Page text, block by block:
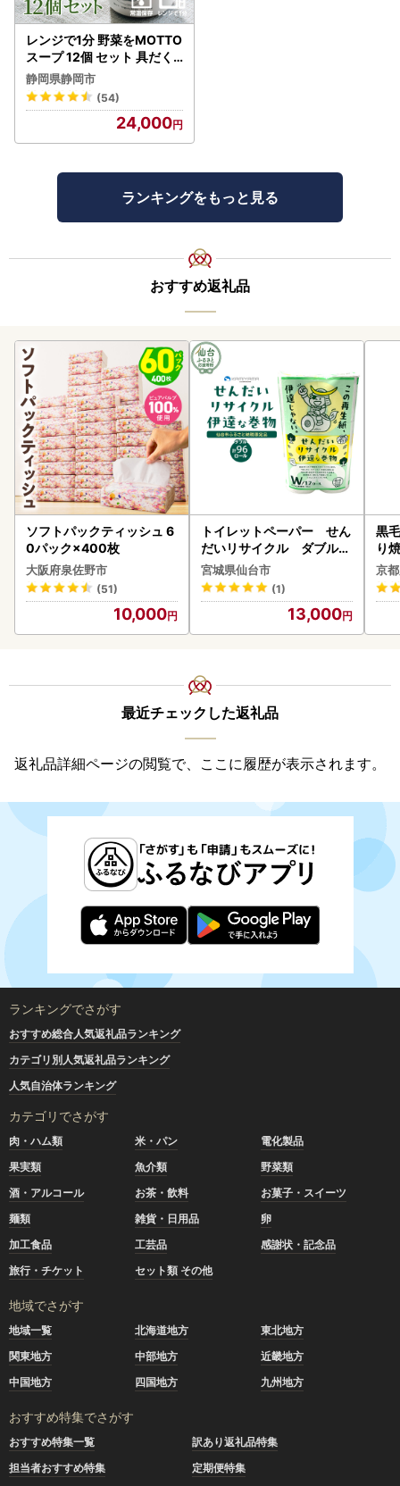
レンジで1分 野菜をMOTTO
スープ 12個 セット 具だく
さんスープ 朝食 惣菜 国産
野菜 常温保存
静岡県静岡市
(54)
24,000
ランキングをもっと見る
おすすめ返礼品
ソフトパックティッシュ 6
0パック×400枚
大阪府泉佐野市
(51)
10,000
トイレットペーパー せん
だいリサイクル ダブル9
6ロール｜トイレット
宮城県仙台市
(1)
13,000
黒
り
京
最近チェックした返礼品
返礼品詳細ページの閲覧で、ここに履歴が表示されます。
ランキングでさがす
おすすめ総合人気返礼品ランキング
カテゴリ別人気返礼品ランキング
人気自治体ランキング
カテゴリでさがす
肉・ハム類 米・パン
電化製品
果実類
魚介類
野菜類
酒・アルコール
お茶・飲料
お菓子・スイーツ
麺類
雑貨・日用品
卵
加工食品
工芸品
感謝状・記念品
旅行・チケット
セット類 その他
地域でさがす
地域一覧 北海道地方
東北地方
関東地方
中部地方
近畿地方
中国地方
四国地方 九州地方
おすすめ特集でさがす
おすすめ特集一覧
訳あり返礼品特集
担当者おすすめ特集
定期便特集